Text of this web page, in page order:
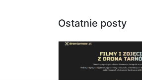
Ostatnie posty